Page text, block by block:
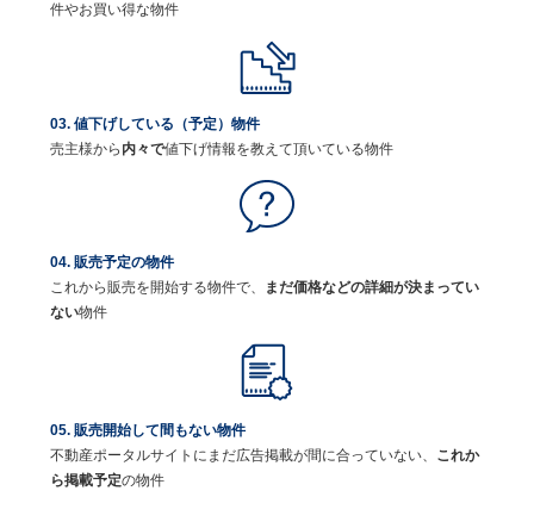
件やお買い得な物件
03. 値下げしている（予定）物件
売主様から 内々で値下げ情報を教えて頂いている物件
04. 販売予定の物件
これから販売を開始する物件で、
まだ価格などの詳細が決まってい
ない物件
05. 販売開始して間もない物件
不動産ポータルサイトにまだ広告掲載が間に合っていない、 これか
ら掲載予定の物件